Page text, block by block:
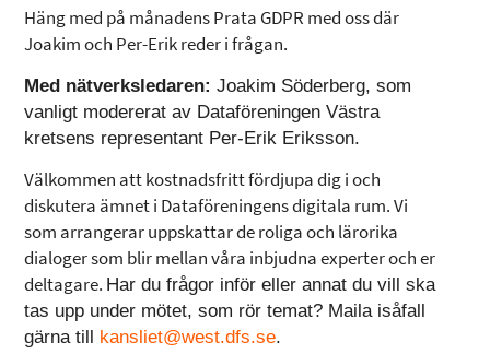
Häng med på månadens Prata GDPR med oss där
Joakim och Per-Erik reder i frågan.
Med nätverksledaren:Joakim Söderberg, som
vanligt modererat av Dataföreningen Västra
kretsens representant Per-Erik Eriksson.
Välkommen att kostnadsfritt fördjupa dig i och
diskutera ämnet i Dataföreningens digitala rum. Vi
som arrangerar uppskattar de roliga och lärorika
dialoger som blir mellan våra inbjudna experter och er
deltagare. Har du frågor inför eller annat du vill ska
tas upp under mötet, som rör temat? Maila isåfall
gärna till kansliet@west.dfs.se.